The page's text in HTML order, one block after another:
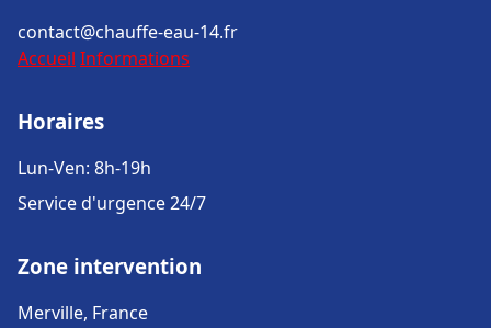
contact@chauffe-eau-14.fr
Accueil Informations
Horaires
Lun-Ven: 8h-19h
Service d'urgence 24/7
Zone intervention
Merville, France